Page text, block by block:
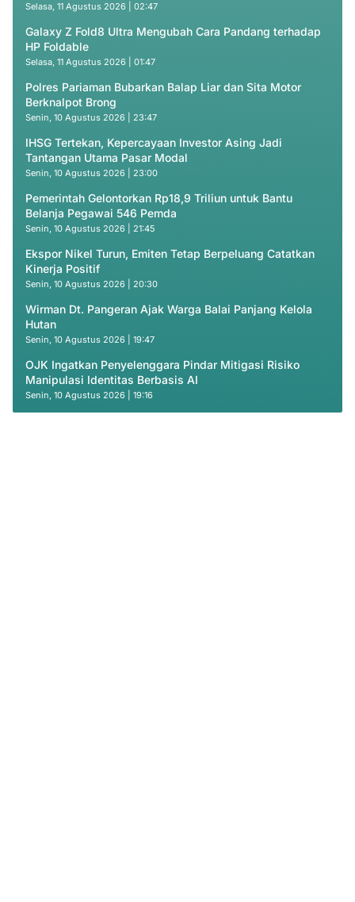
Selasa, 11 Agustus 2026 | 02:47
Galaxy Z Fold8 Ultra Mengubah Cara Pandang terhadap
HP Foldable
Selasa, 11 Agustus 2026 | 01:47
Polres Pariaman Bubarkan Balap Liar dan Sita Motor
Berknalpot Brong
Senin, 10 Agustus 2026 | 23:47
IHSG Tertekan, Kepercayaan Investor Asing Jadi
Tantangan Utama Pasar Modal
Senin, 10 Agustus 2026 | 23:00
Pemerintah Gelontorkan Rp18,9 Triliun untuk Bantu
Belanja Pegawai 546 Pemda
Senin, 10 Agustus 2026 | 21:45
Ekspor Nikel Turun, Emiten Tetap Berpeluang Catatkan
Kinerja Positif
Senin, 10 Agustus 2026 | 20:30
Wirman Dt. Pangeran Ajak Warga Balai Panjang Kelola
Hutan
Senin, 10 Agustus 2026 | 19:47
OJK Ingatkan Penyelenggara Pindar Mitigasi Risiko
Manipulasi Identitas Berbasis AI
Senin, 10 Agustus 2026 | 19:16